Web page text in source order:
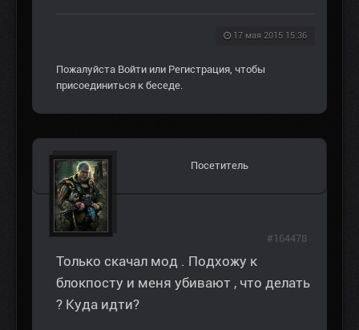
17 мая 2015 15:36
Пожалуйста Войти или Регистрация, чтобы
присоединиться к беседе.
Посетитель
Только скачал мод . Подхожу к
блокпосту и меня убивают , что делать
? Куда идти?
#164478